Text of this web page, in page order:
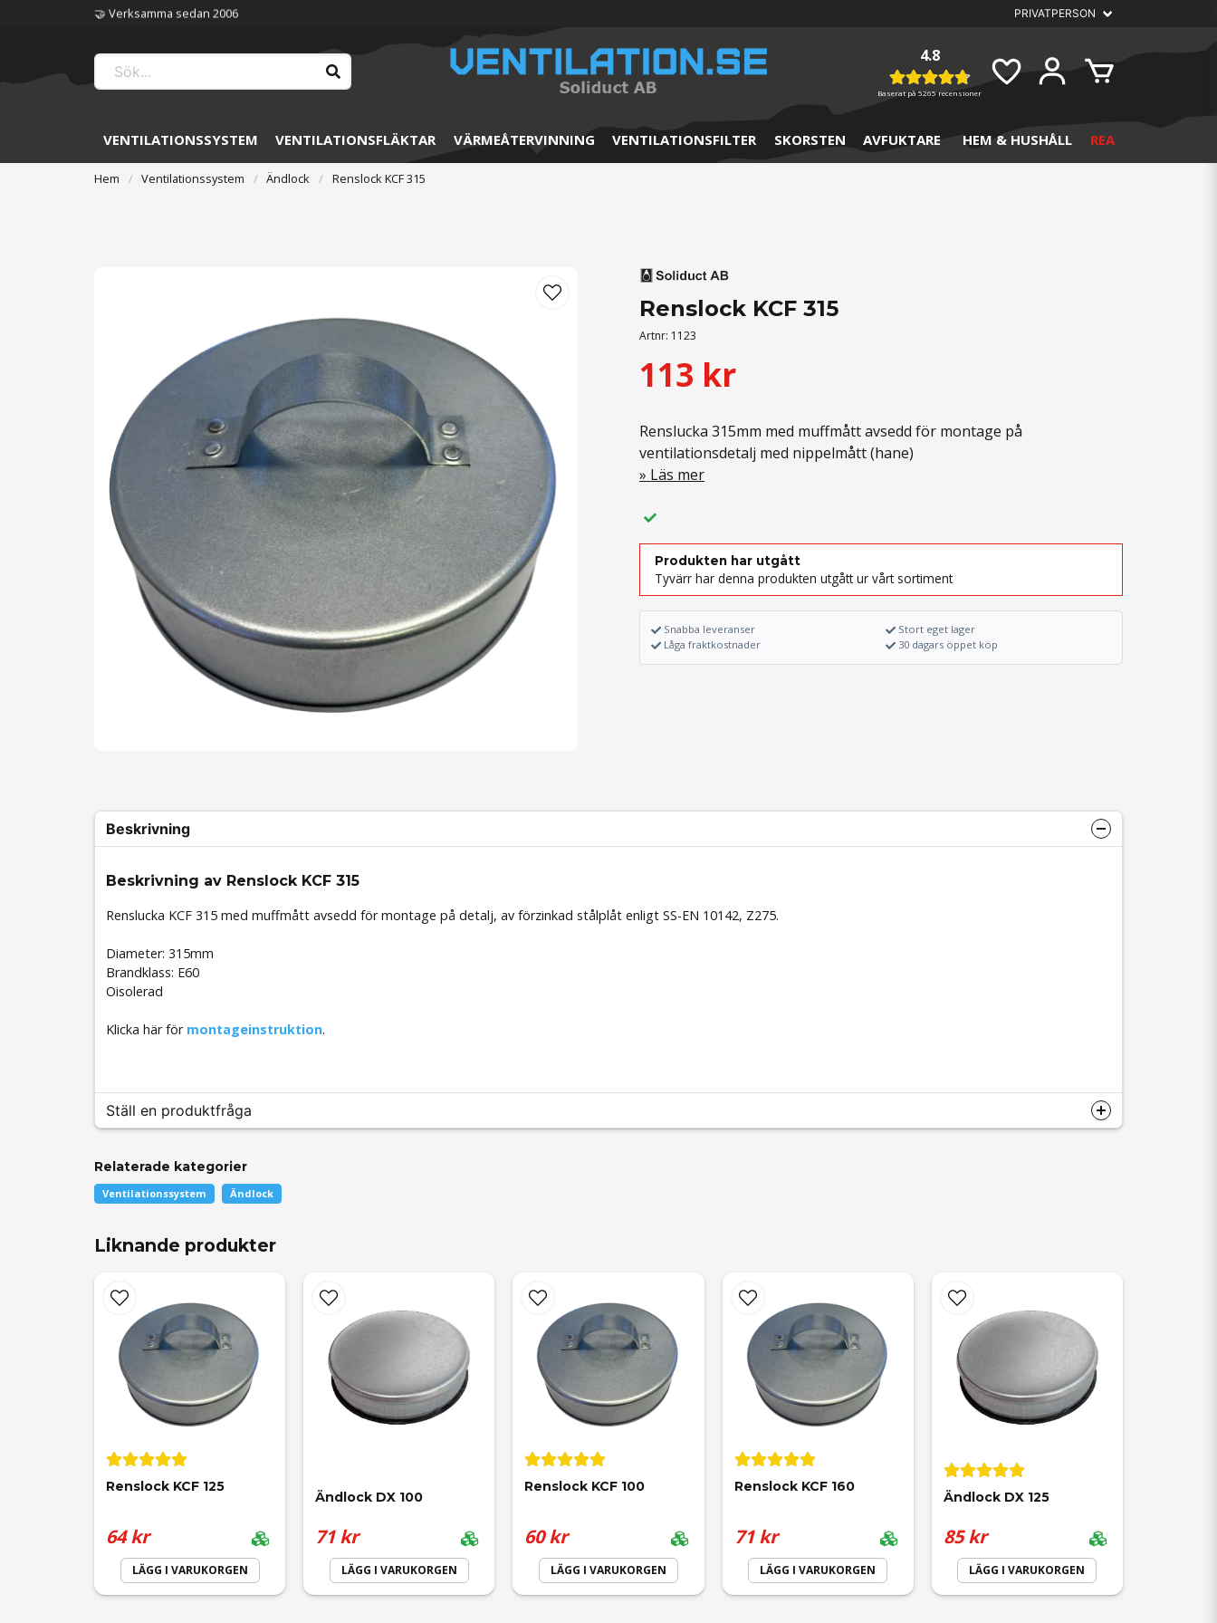
🏆 Störst på ventilation
4.8
Baserat på 5265 recensioner
VENTILATIONSSYSTEM VENTILATIONSFLÄKTAR VÄRMEÅTERVINNING VENTILATIONSFILTER SKORSTEN AVFUKTARE HEM & HUSHÅLL REA
Hem Ventilationssystem Ändlock Renslock KCF 315
Renslock KCF 315
Artnr: 1123
113 kr
Renslucka 315mm med muffmått avsedd för montage på
ventilationsdetalj med nippelmått (hane)
Läs mer
Produkten har utgått
Tyvärr har denna produkten utgått ur vårt sortiment
Snabba leveranser
Låga fraktkostnader
Stort eget lager
30 dagars öppet köp
Beskrivning
Beskrivning av Renslock KCF 315
Renslucka KCF 315 med muffmått avsedd för montage på detalj, av förzinkad stålplåt enligt SS-EN 10142, Z275.
Diameter: 315mm
Brandklass: E60
Oisolerad
Klicka här för montageinstruktion.
Ställ en produktfråga
question
Fråga oss något om denna produkten...
nameNamn email
Mejladress
Relaterade kategorier
Ventilationssystem Ändlock
Liknande produkter
Renslock KCF 125
64 kr
LÄGG I VARUKORGEN
Ändlock DX 100
71 kr
LÄGG I VARUKORGEN
Renslock KCF 100
60 kr
LÄGG I VARUKORGEN
Renslock KCF 160
71 kr
LÄGG I VARUKORGEN
Ändlock DX 125
85 kr
LÄGG I VARUKORGEN